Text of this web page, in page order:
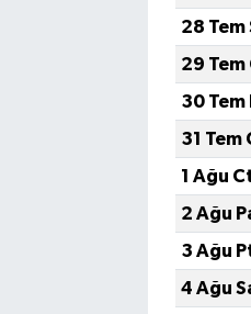
28 Tem
29 Tem
30 Tem
31 Tem
1 Ağu
2 Ağu
3 Ağu
4 Ağu